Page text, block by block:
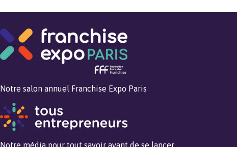
Notre salon annuel Franchise Expo Paris
Notre média pour tout savoir avant de se lancer